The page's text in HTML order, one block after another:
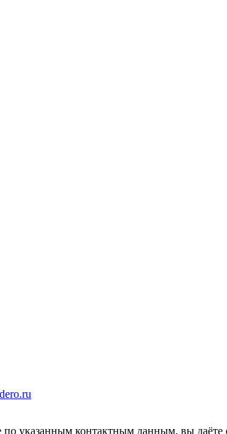
указанным контактным данным, вы даёте